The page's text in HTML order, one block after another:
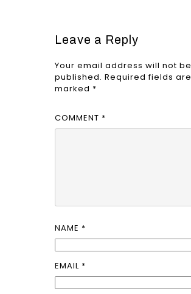
Leave a Reply
Your email address will not be
published. Required fields are
marked *
COMMENT *
NAME *
EMAIL *